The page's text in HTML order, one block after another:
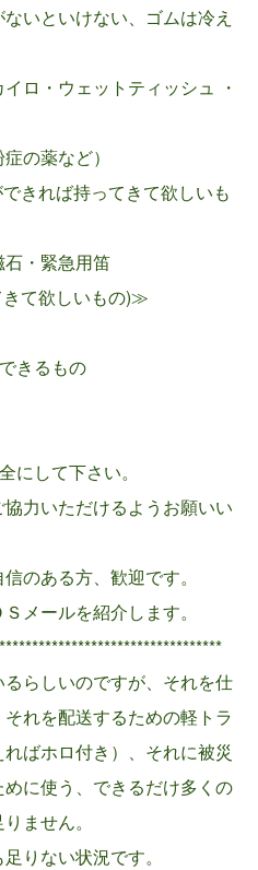
いといけない、ゴムは冷え
ロ・ウェットティッシュ ・
の薬など）
きれば持ってきて欲しいも
・緊急用笛
て欲しいもの)≫
きるもの
にして下さい。
だけるようお願いい
方、歓迎です。
メールを紹介します。
らしいのですが、それを仕
れを配送するための軽トラ
ばホロ付き）、それに被災
に使う、できるだけ多くの
ません。
りない状況です。